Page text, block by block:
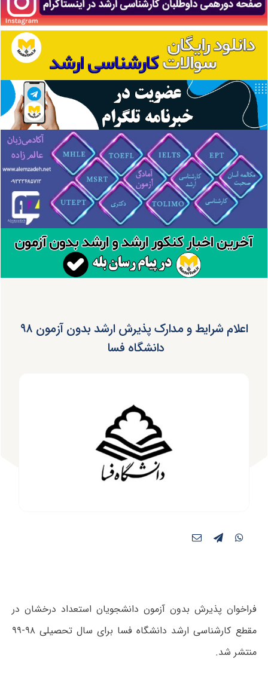
اعلام شرایط و مدارک پذیرش ارشد بدون آزمون ۹۸
دانشگاه فسا
فراخوان پذیرش بدون آزمون دانشجویان استعداد درخشان در
مقطع کارشناسی ارشد دانشگاه فسا برای سال تحصیلی ۹۸-۹۹
منتشر شد.